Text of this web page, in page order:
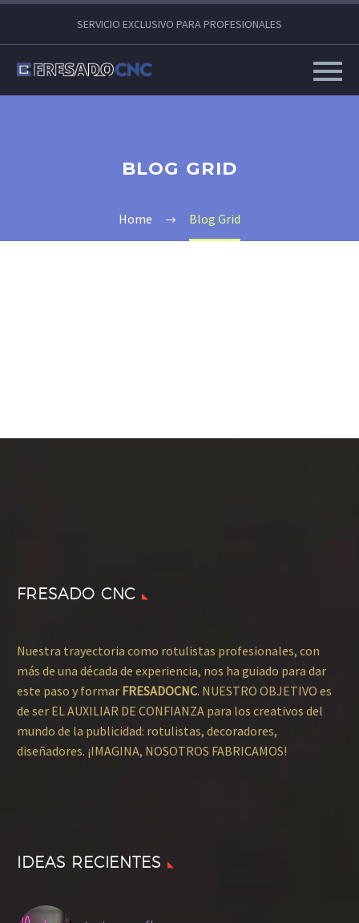
SERVICIO EXCLUSIVO PARA PROFESIONALES
BLOG GRID
Home Blog Grid
FRESADO CNC
Nuestra trayectoria como rotulistas profesionales, con
más de una década de experiencia, nos ha guiado para dar
este paso y formar FRESADOCNC. NUESTRO OBJETIVO es
de ser EL AUXILIAR DE CONFIANZA para los creativos del
mundo de la publicidad: rotulistas, decoradores,
diseñadores. ¡IMAGINA, NOSOTROS FABRICAMOS!
IDEAS RECIENTES